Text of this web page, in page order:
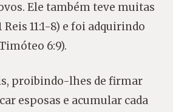
Ele também teve muitas
11:1-8) e foi adquirindo
6:9).
proibindo-lhes de firmar
esposas e acumular cada